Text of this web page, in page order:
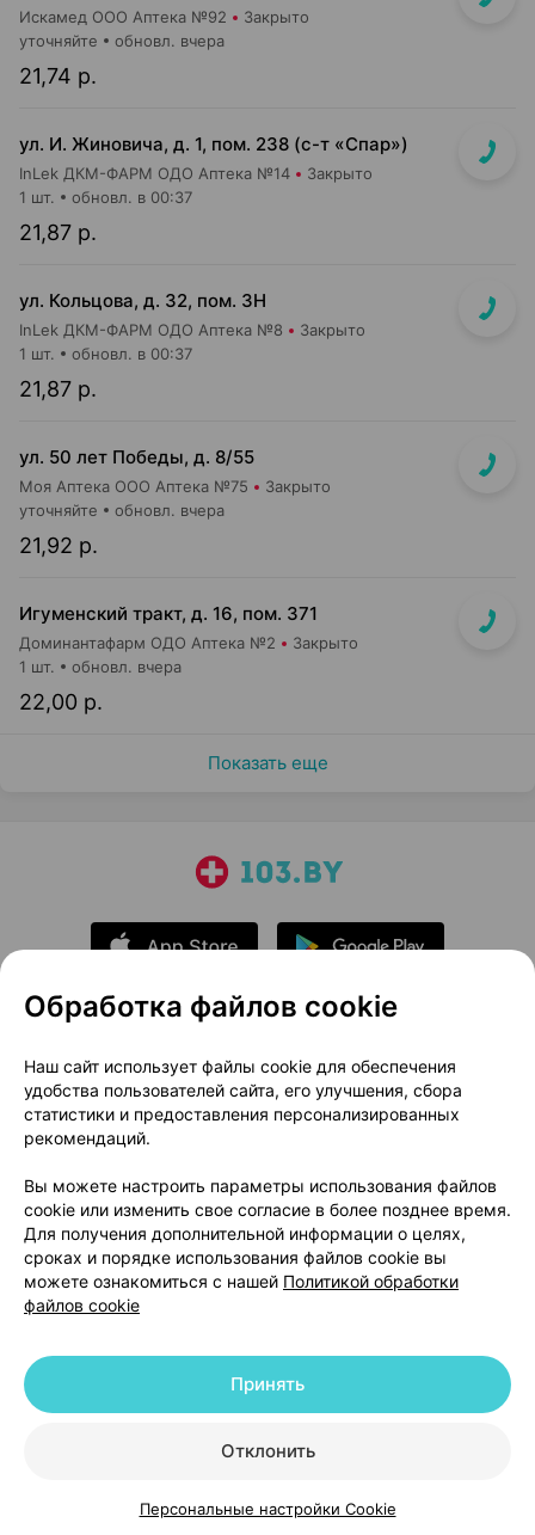
КаталогКорзинаИзбранноеПрофиль
Искамед ООО Аптека №92 Закрыто
21,74 р.
уточняйте обновл. вчера
ул. И. Жиновича, д. 1, пом. 238 (с-т «Спар»)
InLek ДКМ-ФАРМ ОДО Аптека №14 Закрыто
21,87 р.
1 шт. обновл. в 00:37
ул. Кольцова, д. 32, пом. 3Н
InLek ДКМ-ФАРМ ОДО Аптека №8 Закрыто
21,87 р.
1 шт. обновл. в 00:37
ул. 50 лет Победы, д. 8/55
Моя Аптека ООО Аптека №75 Закрыто
21,92 р.
уточняйте обновл. вчера
Игуменский тракт, д. 16, пом. 371
Доминантафарм ОДО Аптека №2 Закрыто
22,00 р.
1 шт. обновл. вчера
Показать еще
О проекте
Новости проекта
Размещение рекламы
Медицинский маркетинг
Публичный договор
Доставка
Способы оплаты
Вакансии
Партнеры
Написать руководителю 103.by
Написать в поддержку
Персональные настройки Cookie
© 2026 ООО «Артокс Лаб», УНП 191700409 | 220012, Республика Беларусь,
+375 291212755
Обработка файлов cookie
Наш сайт использует файлы cookie для обеспечения
удобства пользователей сайта, его улучшения, сбора
статистики и предоставления персонализированных
рекомендаций.
Вы можете настроить параметры использования файлов
cookie или изменить свое согласие в более позднее время.
Для получения дополнительной информации о целях,
сроках и порядке использования файлов cookie вы
можете ознакомиться с нашей Политикой обработки
файлов cookie
Отклонить
Принять
Персональные настройки Cookie